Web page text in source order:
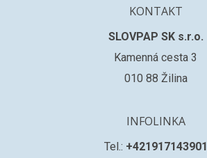
KONTAKT
SLOVPAP SK s.r.o.
Kamenná cesta 3
010 88 Žilina
INFOLINKA
Tel.: +421917143901